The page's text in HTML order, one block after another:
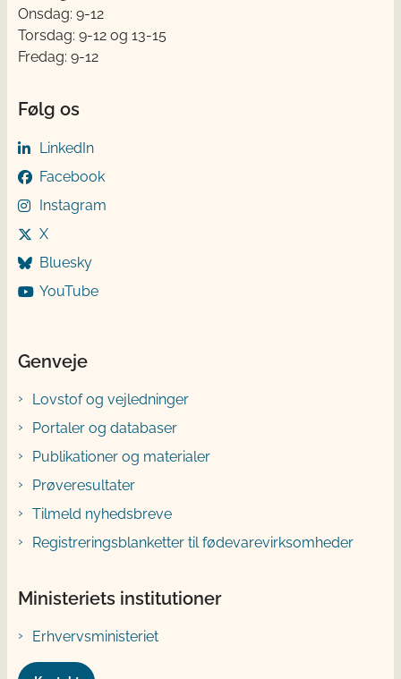
Onsdag: 9-12
Torsdag: 9-12 og 13-15
Fredag: 9-12
Følg os
LinkedIn
Facebook
Instagram
X
Bluesky
YouTube
Genveje
Lovstof og vejledninger
Portaler og databaser
Publikationer og materialer
Prøveresultater
Tilmeld nyhedsbreve
Registreringsblanketter til fødevarevirksomheder
Ministeriets institutioner
Erhvervsministeriet